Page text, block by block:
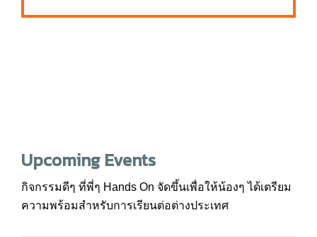
Upcoming Events
กิจกรรมดีๆ ที่พี่ๆ Hands On จัดขึ้นเพื่อให้น้องๆ ได้เตรียม
ความพร้อมสำหรับการเรียนต่อต่างประเทศ